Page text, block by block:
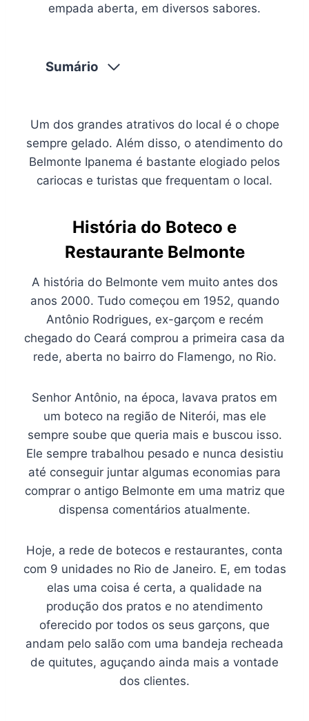
empada aberta, em diversos sabores.
Sumário
Um dos grandes atrativos do local é o chope
sempre gelado. Além disso, o atendimento do
Belmonte Ipanema é bastante elogiado pelos
cariocas e turistas que frequentam o local.
História do Boteco e
Restaurante Belmonte
A história do Belmonte vem muito antes dos
anos 2000. Tudo começou em 1952, quando
Antônio Rodrigues, ex-garçom e recém
chegado do Ceará comprou a primeira casa da
rede, aberta no bairro do Flamengo, no Rio.
Senhor Antônio, na época, lavava pratos em
um boteco na região de Niterói, mas ele
sempre soube que queria mais e buscou isso.
Ele sempre trabalhou pesado e nunca desistiu
até conseguir juntar algumas economias para
comprar o antigo Belmonte em uma matriz que
dispensa comentários atualmente.
Hoje, a rede de botecos e restaurantes, conta
com 9 unidades no Rio de Janeiro. E, em todas
elas uma coisa é certa, a qualidade na
produção dos pratos e no atendimento
oferecido por todos os seus garçons, que
andam pelo salão com uma bandeja recheada
de quitutes, aguçando ainda mais a vontade
dos clientes.